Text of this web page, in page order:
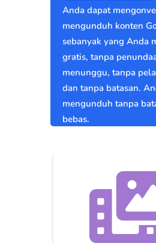
Anda dapat
mengunduh konten
sebanyak yang Anda
gratis, tanpa
menunggu, tanpa
dan tanpa batasan.
mengunduh tanpa
bebas.